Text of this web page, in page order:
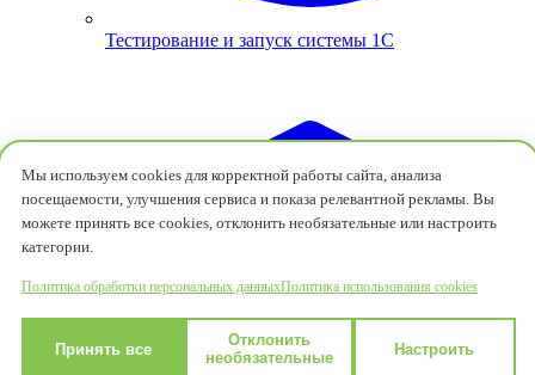
Тестирование и запуск системы 1С
Мы используем cookies для корректной работы сайта, анализа
посещаемости, улучшения сервиса и показа релевантной рекламы. Вы
можете принять все cookies, отклонить необязательные или настроить
категории.
Политика обработки персональных данныхПолитика использования cookies
Принять все
Отклонить
необязательные
Настроить